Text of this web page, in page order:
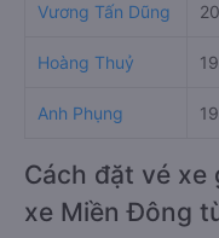
Vương Tấn Dũng
Hoàng Thuỷ
Anh Phụng
Cách đặt vé xe
xe Miền Đông